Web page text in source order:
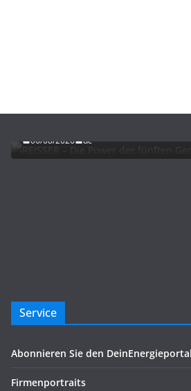
REISSER – Die Power der
06/08/2026 dc
Service
Abonnieren Sie den
Firmenportraits